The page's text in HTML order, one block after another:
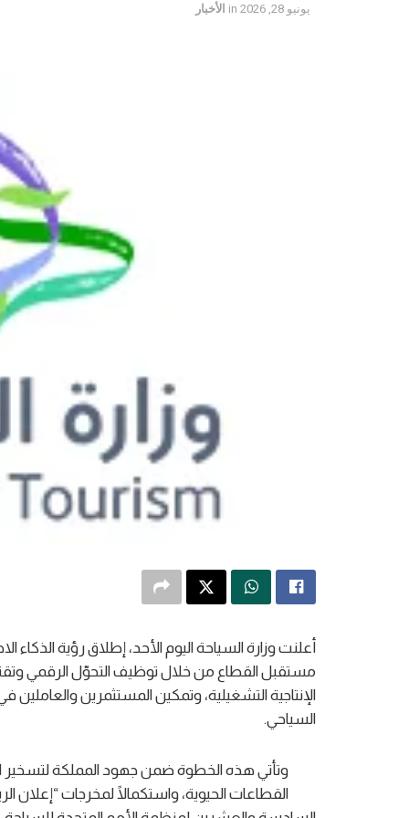
يونيو 28, 2026 in الأخبار
أعلنت وزارة السياحة اليوم الأحد، إطلاق رؤية
مستقبل القطاع من خلال توظيف التحوّل الرقمي
الإنتاجية التشغيلية، وتمكين المستثمرين والعاملين
السياحي.
وتأتي هذه الخطوة ضمن جهود المملكة لتسخير
القطاعات الحيوية، واستكمالًا لمخرجات “إعلان